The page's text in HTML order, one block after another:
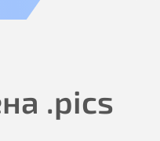
.pics